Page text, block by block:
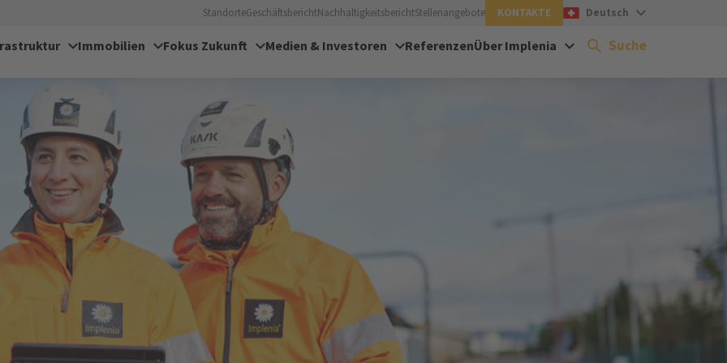
StandorteGeschäftsberichtNachhaltigkeitsberichtStellenangebote KONTAKTE Deutsch
Immobilien Fokus Zukunft Medien & Investoren ReferenzenÜber Implenia Suche